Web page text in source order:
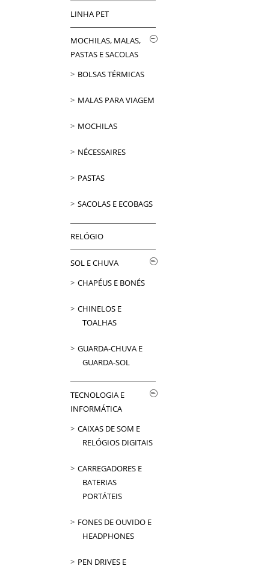
LINHA PET
MOCHILAS, MALAS,
PASTAS E SACOLAS
BOLSAS TÉRMICAS
MALAS PARA VIAGEM
MOCHILAS
NÉCESSAIRES
PASTAS
SACOLAS E ECOBAGS
RELÓGIO
SOL E CHUVA
CHAPÉUS E BONÉS
CHINELOS E
TOALHAS
GUARDA-CHUVA E
GUARDA-SOL
TECNOLOGIA E
INFORMÁTICA
CAIXAS DE SOM E
RELÓGIOS DIGITAIS
CARREGADORES E
BATERIAS
PORTÁTEIS
FONES DE OUVIDO E
HEADPHONES
PEN DRIVES E